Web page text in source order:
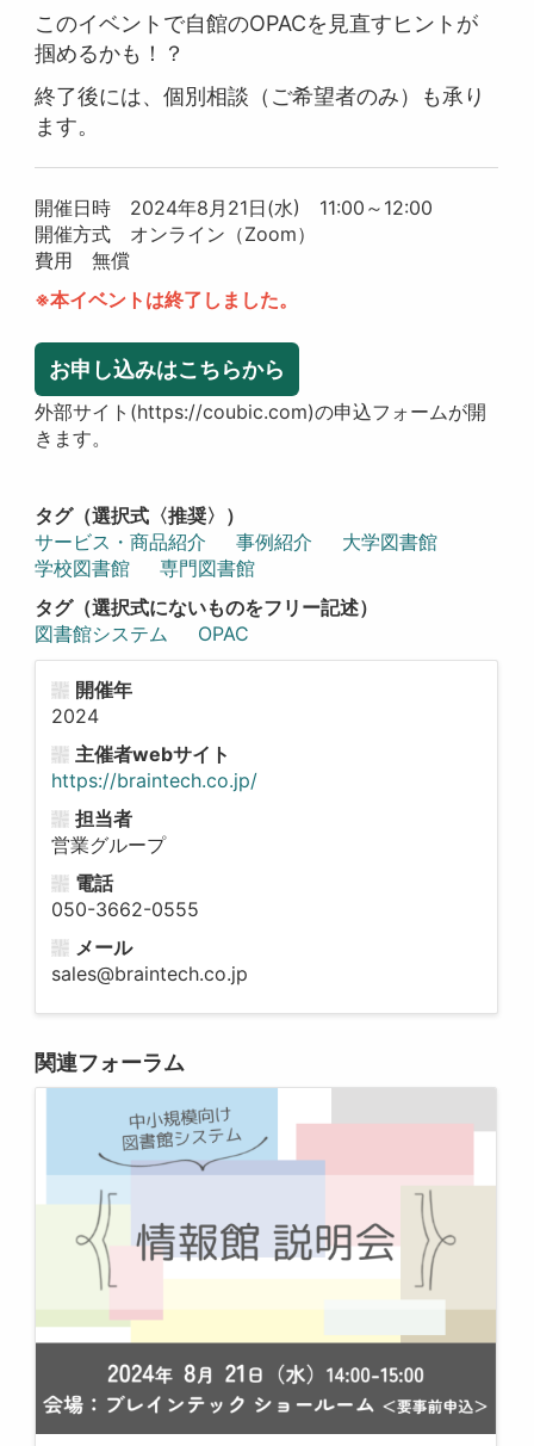
このイベントで自館のOPACを見直すヒントが
掴めるかも！？
終了後には、個別相談（ご希望者のみ）も承り
ます。
開催日時 2024年8月21日(水) 11:00～12:00
開催方式 オンライン（Zoom）
費用 無償
※本イベントは終了しました。
お申し込みはこちらから
外部サイト(https://coubic.com)の申込フォームが開
きます。
タグ（選択式〈推奨〉）
サービス・商品紹介
事例紹介
大学図書館
学校図書館
専門図書館
タグ（選択式にないものをフリー記述）
図書館システム
OPAC
開催年
2024
主催者webサイト
https://braintech.co.jp/
担当者
営業グループ
電話
050-3662-0555
メール
sales@braintech.co.jp
関連フォーラム